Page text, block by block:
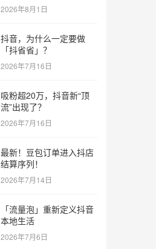
2026年8月1日
抖音，为什么一定要做
「抖省省」？
2026年7月16日
吸粉超20万，抖音新“顶
流”出现了？
2026年7月16日
最新！豆包订单进入抖店
结算序列！
2026年7月14日
「流量泡」重新定义抖音
本地生活
2026年7月6日